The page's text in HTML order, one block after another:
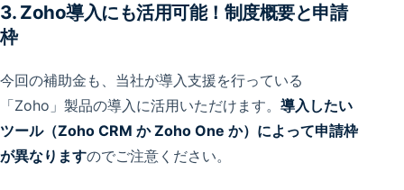
3. Zoho導入にも活用可能！制度概要と申請
枠
今回の補助金も、当社が導入支援を行っている
「Zoho」製品の導入に活用いただけます。 導入したい
ツール（Zoho CRM か Zoho One か）によって申請枠
が異なりますのでご注意ください。